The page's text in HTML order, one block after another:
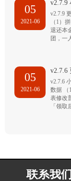
05
2021-06
v2.7.9
v2.7.9
（1）
退还本
团，一
05
2021-06
v2.7.6
v2.7.6
数据 （
表修改
「领
联系我